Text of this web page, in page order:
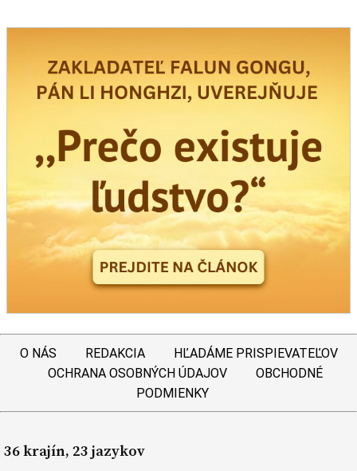
O NÁS REDAKCIA
HĽADÁME PRISPIEVATEĽOV
OCHRANA OSOBNÝCH ÚDAJOV
OBCHODNÉ
PODMIENKY
36 krajín, 23 jazykov